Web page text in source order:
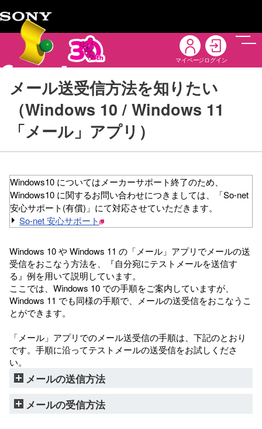
マイページ ログイン
メニ
メール送受信方法を知りたい
（Windows 10 / Windows 11
「メール」アプリ）
Windows10 についてはメーカーサポート終了のため、
Windows10 に関するお問い合わせにつきましては、「So-net
安心サポート(有償)」にて対応させていただきます。
So-net 安心サポート
Windows 10 や Windows 11 の「メール」アプリでメールの送
受信をおこなう方法を、『自分宛にテストメールを送信す
る』例を用いて説明しています。
ここでは、Windows 10 での手順をご案内していますが、
Windows 11 でも同様の手順で、メールの送受信をおこなうこ
とができます。
「メール」アプリでのメール送受信の手順は、下記のとおり
です。手順に沿ってテストメールの送受信をお試しくださ
い。
メールの送信方法
メールの受信方法